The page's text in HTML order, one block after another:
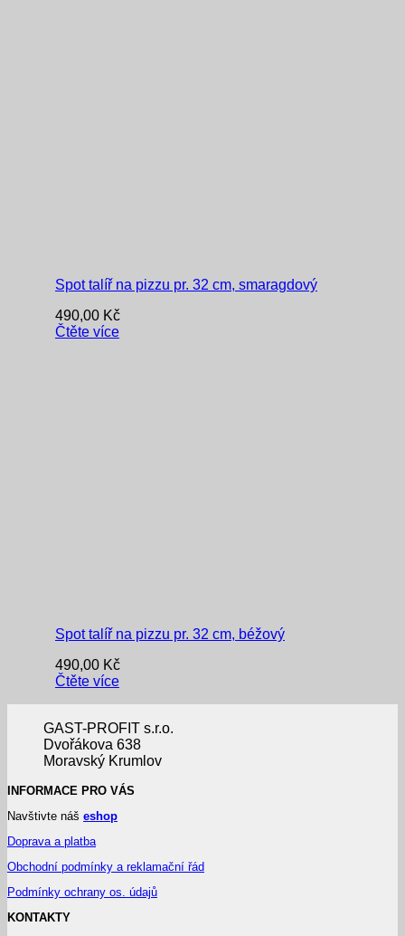
Spot talíř na pizzu pr. 32 cm, smaragdový
490,00 Kč
Čtěte více
Spot talíř na pizzu pr. 32 cm, béžový
490,00 Kč
Čtěte více
GAST-PROFIT s.r.o.
Dvořákova 638
Moravský Krumlov
INFORMACE PRO VÁS
Navštivte náš eshop
Doprava a platba
Obchodní podmínky a reklamační řád
Podmínky ochrany os. údajů
KONTAKTY